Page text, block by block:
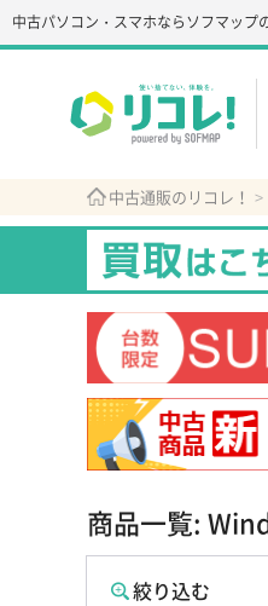
中古パソコン・スマホならソフマップ
中古通販のリコレ！
商品一覧:
絞り込む